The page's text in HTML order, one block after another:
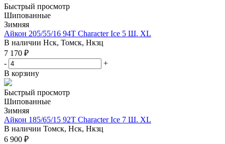
Быстрый просмотр
Шипованные
Зимняя
Айкон 205/55/16 94T Character Ice 5 Ш. XL
В наличии Нск, Томск, Нкзц
7 170 ₽
-
+
В корзину
Быстрый просмотр
Шипованные
Зимняя
Айкон 185/65/15 92T Character Ice 7 Ш. XL
В наличии Томск, Нск, Нкзц
6 900 ₽